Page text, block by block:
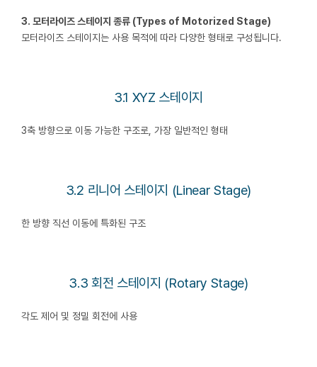
3. 모터라이즈 스테이지 종류 (Types of Motorized Stage)
모터라이즈 스테이지는 사용 목적에 따라 다양한 형태로 구성됩니다.
3.1 XYZ 스테이지
3축 방향으로 이동 가능한 구조로, 가장 일반적인 형태
3.2 리니어 스테이지 (Linear Stage)
한 방향 직선 이동에 특화된 구조
3.3 회전 스테이지 (Rotary Stage)
각도 제어 및 정밀 회전에 사용